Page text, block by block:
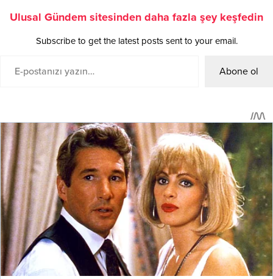
Ulusal Gündem sitesinden daha fazla şey keşfedin
Subscribe to get the latest posts sent to your email.
Abone ol